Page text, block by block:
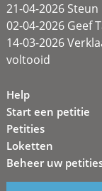
21-04-2026
02-04-2026 Geef
14-03-2026
voltooid
Help
Start een petitie
Petities
Loketten
Beheer uw